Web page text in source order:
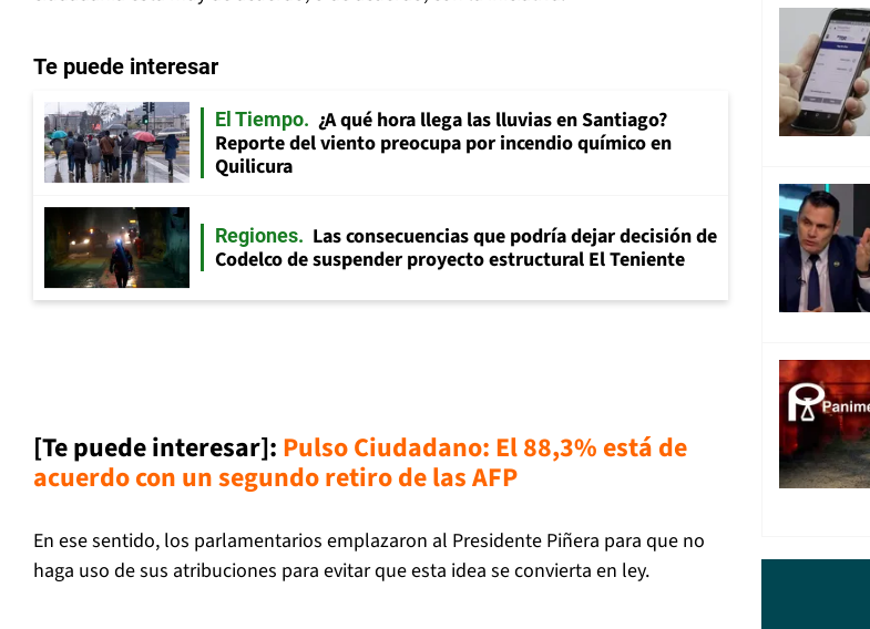
Te puede interesar
El Tiempo
¿A qué hora llega las lluvias en Santiago?
Reporte del viento preocupa por incendio químico en
Quilicura
Regiones
Las consecuencias que podría dejar decisión de
Codelco de suspender proyecto estructural El Teniente
[Te puede interesar]: Pulso Ciudadano: El 88,3% está de
acuerdo con un segundo retiro de las AFP
En ese sentido, los parlamentarios emplazaron al Presidente Piñera para que no
haga uso de sus atribuciones para evitar que esta idea se convierta en ley.